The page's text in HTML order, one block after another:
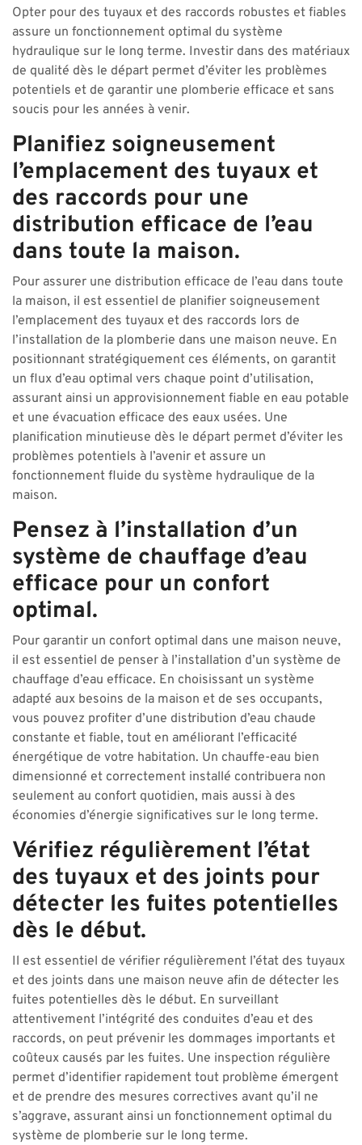
Opter pour des tuyaux et des raccords robustes et fiables
assure un fonctionnement optimal du système
hydraulique sur le long terme. Investir dans des matériaux
de qualité dès le départ permet d’éviter les problèmes
potentiels et de garantir une plomberie efficace et sans
soucis pour les années à venir.
Planifiez soigneusement
l’emplacement des tuyaux et
des raccords pour une
distribution efficace de l’eau
dans toute la maison.
Pour assurer une distribution efficace de l’eau dans toute
la maison, il est essentiel de planifier soigneusement
l’emplacement des tuyaux et des raccords lors de
l’installation de la plomberie dans une maison neuve. En
positionnant stratégiquement ces éléments, on garantit
un flux d’eau optimal vers chaque point d’utilisation,
assurant ainsi un approvisionnement fiable en eau potable
et une évacuation efficace des eaux usées. Une
planification minutieuse dès le départ permet d’éviter les
problèmes potentiels à l’avenir et assure un
fonctionnement fluide du système hydraulique de la
maison.
Pensez à l’installation d’un
système de chauffage d’eau
efficace pour un confort
optimal.
Pour garantir un confort optimal dans une maison neuve,
il est essentiel de penser à l’installation d’un système de
chauffage d’eau efficace. En choisissant un système
adapté aux besoins de la maison et de ses occupants,
vous pouvez profiter d’une distribution d’eau chaude
constante et fiable, tout en améliorant l’efficacité
énergétique de votre habitation. Un chauffe-eau bien
dimensionné et correctement installé contribuera non
seulement au confort quotidien, mais aussi à des
économies d’énergie significatives sur le long terme.
Vérifiez régulièrement l’état
des tuyaux et des joints pour
détecter les fuites potentielles
dès le début.
Il est essentiel de vérifier régulièrement l’état des tuyaux
et des joints dans une maison neuve afin de détecter les
fuites potentielles dès le début. En surveillant
attentivement l’intégrité des conduites d’eau et des
raccords, on peut prévenir les dommages importants et
coûteux causés par les fuites. Une inspection régulière
permet d’identifier rapidement tout problème émergent
et de prendre des mesures correctives avant qu’il ne
s’aggrave, assurant ainsi un fonctionnement optimal du
système de plomberie sur le long terme.